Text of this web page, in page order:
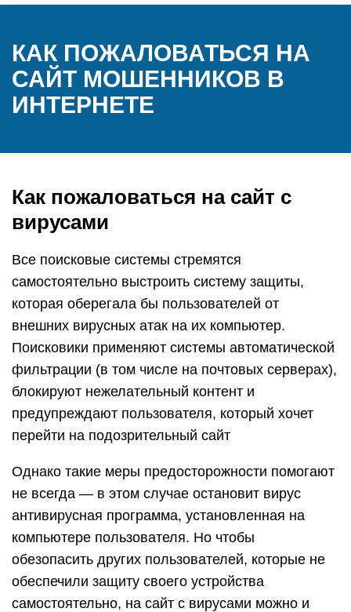
КАК ПОЖАЛОВАТЬСЯ НА
САЙТ МОШЕННИКОВ В
ИНТЕРНЕТЕ
Как пожаловаться на сайт с
вирусами
Все поисковые системы стремятся
самостоятельно выстроить систему защиты,
которая оберегала бы пользователей от
внешних вирусных атак на их компьютер.
Поисковики применяют системы автоматической
фильтрации (в том числе на почтовых серверах),
блокируют нежелательный контент и
предупреждают пользователя, который хочет
перейти на подозрительный сайт
Однако такие меры предосторожности помогают
не всегда — в этом случае остановит вирус
антивирусная программа, установленная на
компьютере пользователя. Но чтобы
обезопасить других пользователей, которые не
обеспечили защиту своего устройства
самостоятельно, на сайт с вирусами можно и